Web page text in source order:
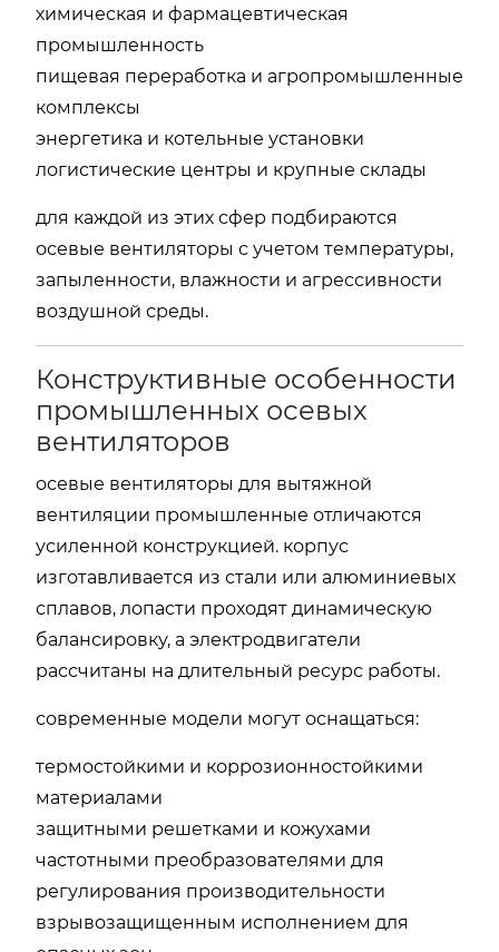
химическая и фармацевтическая
промышленность
пищевая переработка и агропромышленные
комплексы
энергетика и котельные установки
логистические центры и крупные склады
для каждой из этих сфер подбираются
осевые вентиляторы с учетом температуры,
запыленности, влажности и агрессивности
воздушной среды.
Конструктивные особенности
промышленных осевых
вентиляторов
осевые вентиляторы для вытяжной
вентиляции промышленные отличаются
усиленной конструкцией. корпус
изготавливается из стали или алюминиевых
сплавов, лопасти проходят динамическую
балансировку, а электродвигатели
рассчитаны на длительный ресурс работы.
современные модели могут оснащаться:
термостойкими и коррозионностойкими
материалами
защитными решетками и кожухами
частотными преобразователями для
регулирования производительности
взрывозащищенным исполнением для